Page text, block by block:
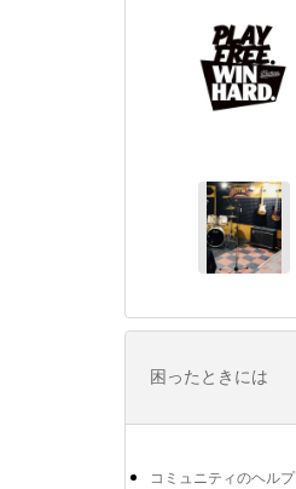
困ったときには
コミュニティのヘルプ